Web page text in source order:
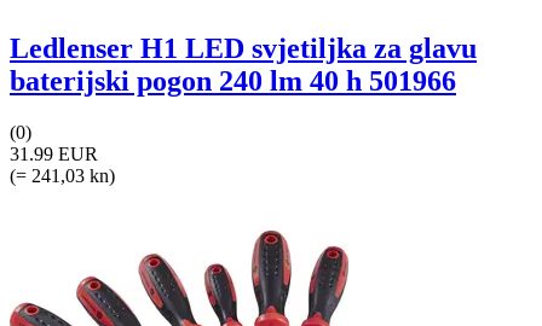
Ledlenser H1 LED svjetiljka za glavu
baterijski pogon 240 lm 40 h 501966
(0)
31.99 EUR
(= 241,03 kn)